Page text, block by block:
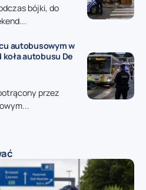
bójki, do
autobusowym w
autobusu De
przez